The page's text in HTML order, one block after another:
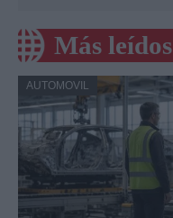
Más leídos
AUTOMOVIL